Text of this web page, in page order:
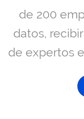
de 200
datos,
de expertos